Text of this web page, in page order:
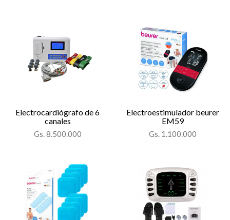
Electrocardiógrafo de 6
canales
Gs. 8.500.000
Electroestimulador beurer
EM59
Gs. 1.100.000